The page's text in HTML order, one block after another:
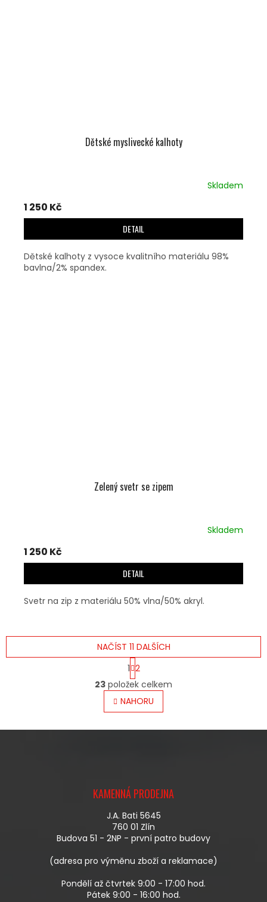
Dětské myslivecké kalhoty
Skladem
1 250 Kč
DETAIL
Dětské kalhoty z vysoce kvalitního materiálu 98%
bavlna/2% spandex.
Zelený svetr se zipem
Skladem
1 250 Kč
DETAIL
Svetr na zip z materiálu 50% vlna/50% akryl.
O
V
L
Á
V
K
Y
V
Ý
I
U
NAČÍST 11 DALŠÍCH
S
T
R
Á
N
K
V
1 2
23 položek celkem
NAHORU
KAMENNÁ PRODEJNA
J.A. Bati 5645
760 01 Zlín
Budova 51 - 2NP - první patro budovy
(adresa pro výměnu zboží a reklamace)
Pondělí až čtvrtek 9:00 - 17:00 hod.
Pátek 9:00 - 16:00 hod.